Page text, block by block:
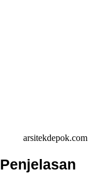
arsitekdepok.com
Penjelasan